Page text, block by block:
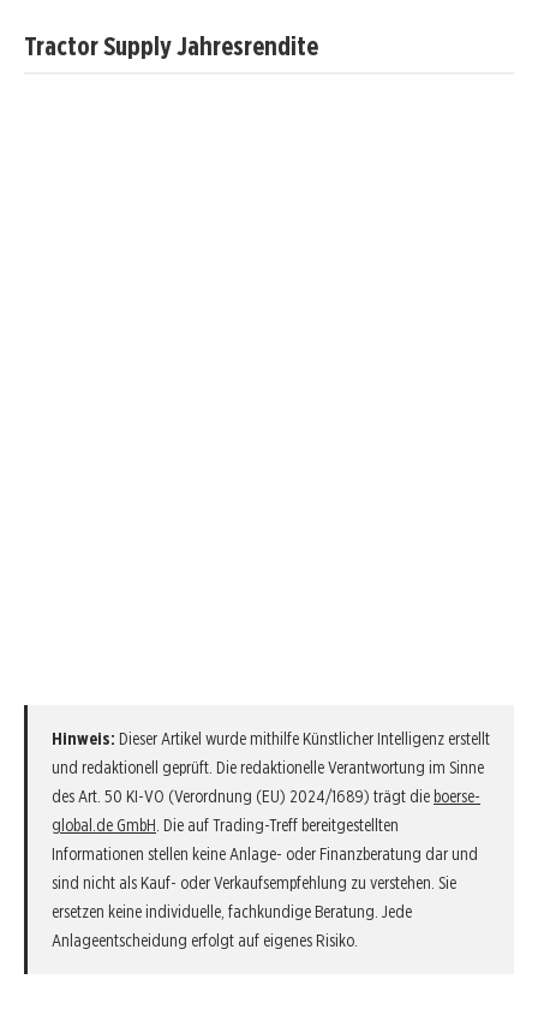
Tractor Supply Jahresrendite
Hinweis: Dieser Artikel wurde mithilfe Künstlicher Intelligenz erstellt
und redaktionell geprüft. Die redaktionelle Verantwortung im Sinne
des Art. 50 KI-VO (Verordnung (EU) 2024/1689) trägt die boerse-
global.de GmbH. Die auf Trading-Treff bereitgestellten
Informationen stellen keine Anlage- oder Finanzberatung dar und
sind nicht als Kauf- oder Verkaufsempfehlung zu verstehen. Sie
ersetzen keine individuelle, fachkundige Beratung. Jede
Anlageentscheidung erfolgt auf eigenes Risiko.